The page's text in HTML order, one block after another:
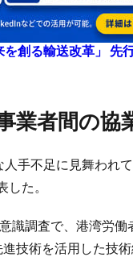
創る輸送改革」 先
業者間の協
手不足に見舞われ
た。
識調査で、港湾労働
技術を活用した技